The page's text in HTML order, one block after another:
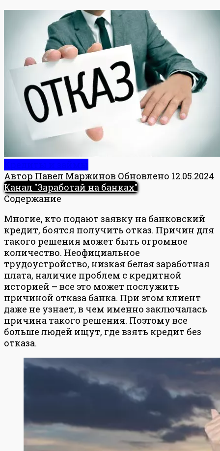
Автор Павел Маржинов Обновлено 12.05.2024
Канал "Заработай на банках"
Содержание
Многие, кто подают заявку на банковский
кредит, боятся получить отказ. Причин для
такого решения может быть огромное
количество. Неофициальное
трудоустройство, низкая белая заработная
плата, наличие проблем с кредитной
историей – все это может послужить
причиной отказа банка. При этом клиент
даже не узнает, в чем именно заключалась
причина такого решения. Поэтому все
больше людей ищут, где взять кредит без
отказа.